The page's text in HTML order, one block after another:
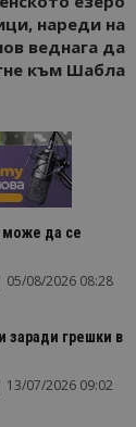
нареди на
веднага да
към Шабла
може да се
05/08/2026 08:28
заради грешки в
13/07/2026 09:02